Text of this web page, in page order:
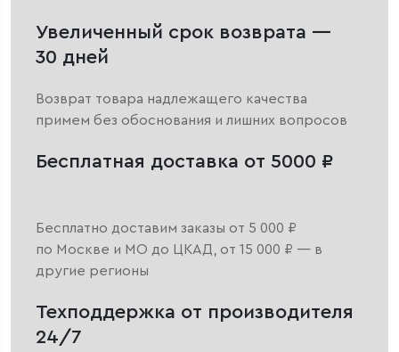
Увеличенный срок возврата —
30 дней
Возврат товара надлежащего качества
примем без обоснования и лишних вопросов
Бесплатная доставка от 5000 ₽
Бесплатно доставим заказы от 5 000 ₽
по Москве и МО до ЦКАД, от 15 000 ₽ — в
другие регионы
Техподдержка от производителя
24/7